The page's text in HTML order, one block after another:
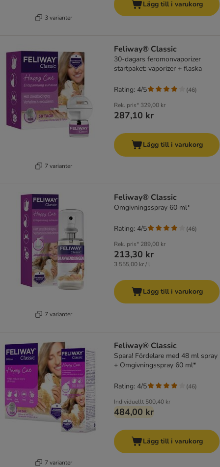
3 varianter
Lägg till i varukorg
7 varianter
Feliway® Classic
30-dagars feromonvaporizer
startpaket: vaporizer + flaska
Rek. pris* 329,00 kr
287,10 kr
Rating: 4/5 (46)
Lägg till i varukorg
7 varianter
Feliway® Classic
Omgivningsspray 60 ml*
Rek. pris* 289,00 kr
213,30 kr
3 555,00 kr / l
Rating: 4/5 (46)
Lägg till i varukorg
7 varianter
Feliway® Classic
Spara! Fördelare med 48 ml spray
+ Omgivningsspray 60 ml*
Individuellt 500,40 kr
484,00 kr
Rating: 4/5 (46)
Lägg till i varukorg